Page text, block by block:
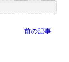
前の記事